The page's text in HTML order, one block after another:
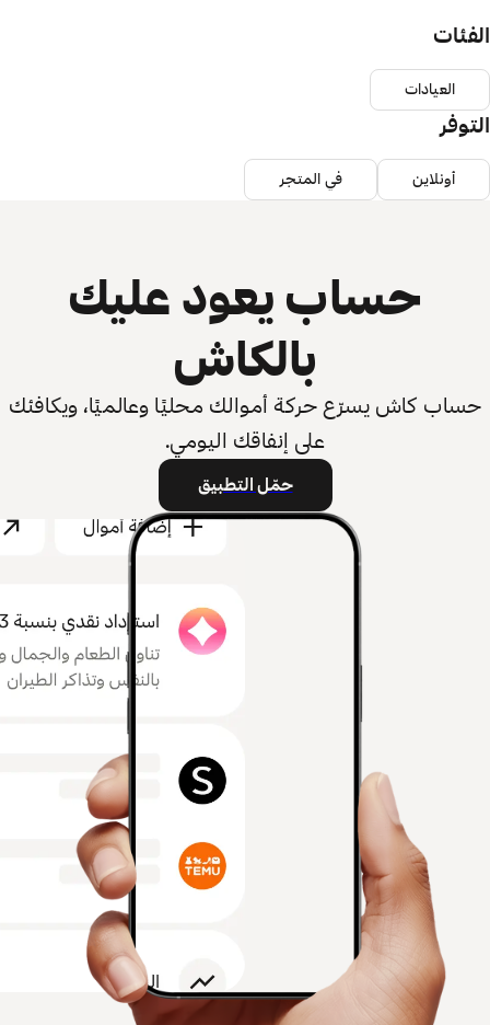
الفئات
العيادات
التوفر
أونلاين في المتجر
حساب يعود عليك
بالكاش
حساب كاش يسرّع حركة أموالك محليًا وعالميًا، ويكافئك
على إنفاقك اليومي.
حمّل التطبيق